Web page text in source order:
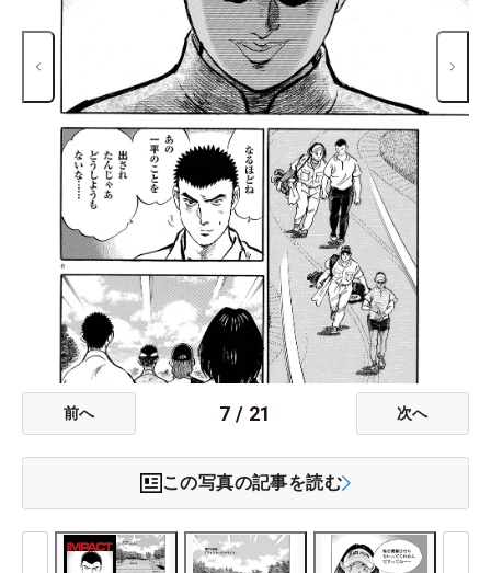
前へ 7 / 21 次へ
この写真の記事を読む